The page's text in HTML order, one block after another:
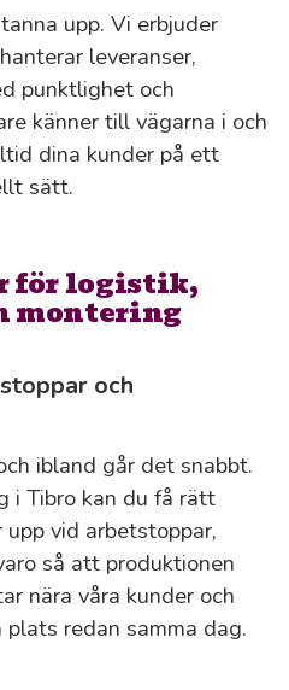
upp. Vi erbjuder
leveranser,
punktlighet och
känner till vägarna i och
dina kunder på ett
sätt.
för logistik,
montering
och
ibland går det snabbt.
i Tibro kan du få rätt
vid arbetstoppar,
så att produktionen
nära våra kunder och
redan samma dag.